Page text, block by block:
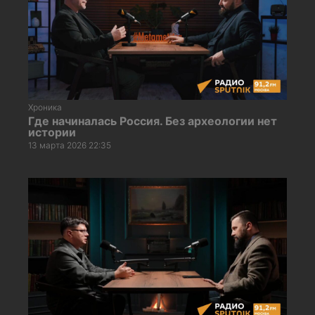
Хроника
Где начиналась Россия. Без археологии нет
истории
13 марта 2026 22:35